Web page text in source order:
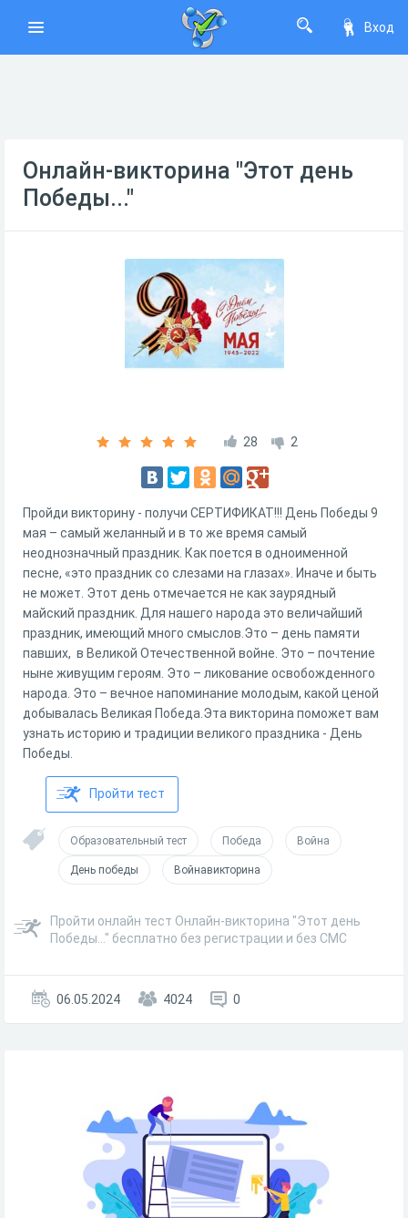
Вход
Онлайн-викторина "Этот день
Победы..."
28 2
Пройди викторину - получи СЕРТИФИКАТ!!! День Победы 9
мая – самый желанный и в то же время самый
неоднозначный праздник. Как поется в одноименной
песне, «это праздник со слезами на глазах». Иначе и быть
не может. Этот день отмечается не как заурядный
майский праздник. Для нашего народа это величайший
праздник, имеющий много смыслов.Это – день памяти
павших, в Великой Отечественной войне. Это – почтение
ныне живущим героям. Это – ликование освобожденного
народа. Это – вечное напоминание молодым, какой ценой
добывалась Великая Победа.Эта викторина поможет вам
узнать историю и традиции великого праздника - День
Победы.
Пройти тест
Образовательный тест Победа Война
День победы Войнавикторина
Пройти онлайн тест Онлайн-викторина "Этот день
Победы..." бесплатно без регистрации и без СМС
06.05.2024 4024 0